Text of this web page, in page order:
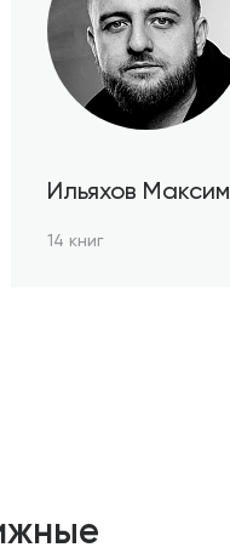
Ильяхов Максим
14 книг